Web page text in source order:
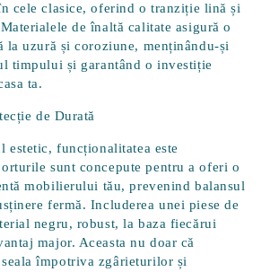
cele clasice, oferind o tranziție lină și
de înaltă calitate asigură o
la uzură și coroziune, menținându-și
timpului și garantând o investiție
ta.
de Durată
estetic, funcționalitatea este
sunt concepute pentru a oferi o
mobilierului tău, prevenind balansul
fermă. Includerea unei piese de
negru, robust, la baza fiecărui
major. Aceasta nu doar că
împotriva zgârieturilor și